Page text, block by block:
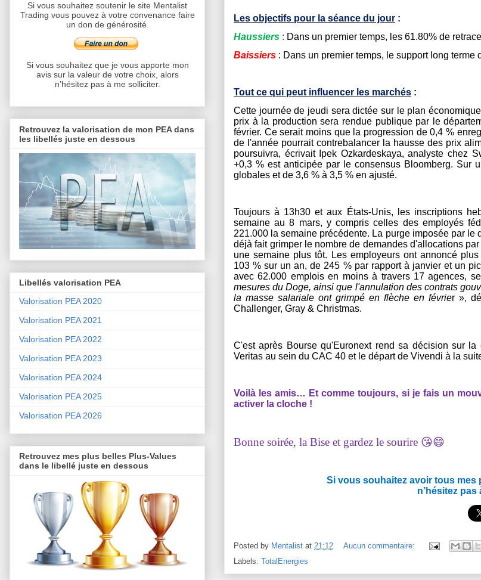
Les objectifs pour la séance du jour :
Haussiers : Dans un premier temps, les 61.80% de
Baissiers : Dans un premier temps, le support long
Tout ce qui peut influencer les marchés :
Cette journée de jeudi sera dictée sur le plan
prix à la production sera rendue publique par le
février. Ce serait moins que la progression de 0,4 %
de l'année pourrait contrebalancer la hausse des prix
poursuivra, écrivait Ipek Ozkardeskaya, analyste chez
+0,3 % est anticipée par le consensus Bloomberg. Sur
globales et de 3,6 % à 3,5 % en ajusté.
Toujours à 13h30 et aux États-Unis, les inscriptions
semaine au 8 mars, y compris celles des employés
221.000 la semaine précédente. La purge imposée par
déjà fait grimper le nombre de demandes d'allocations
une semaine plus tôt. Les employeurs ont annoncé
103 % sur un an, de 245 % par rapport à janvier et un
avec 62.000 emplois en moins à travers 17 agences,
mesures du Doge, ainsi que l'annulation des contrats
la masse salariale ont grimpé en flèche en février »,
Challenger, Gray & Christmas.
C'est après Bourse qu'Euronext rend sa décision sur
Veritas au sein du CAC 40 et le départ de Vivendi à la
Voilà les amis… Et comme toujours, si je fais un
activer la cloche !
Bonne soirée, la Bise et gardez le sourire 😘😄
Si vous souhaitez avoir tous mes
n’hésitez
Posted by Mentalist at 21:12
Aucun commentaire:
Labels: TotalEnergies
Si vous souhaitez soutenir le site Mentalist
Trading vous pouvez à votre convenance faire
un don de générosité.
Si vous souhaitez que je vous apporte mon
avis sur la valeur de votre choix, alors
n’hésitez pas à me solliciter.
Retrouvez la valorisation de mon PEA dans
les libellés juste en dessous
Libellés valorisation PEA
Valorisation PEA 2020
Valorisation PEA 2021
Valorisation PEA 2022
Valorisation PEA 2023
Valorisation PEA 2024
Valorisation PEA 2025
Valorisation PEA 2026
Retrouvez mes plus belles Plus-Values
dans le libellé juste en dessous